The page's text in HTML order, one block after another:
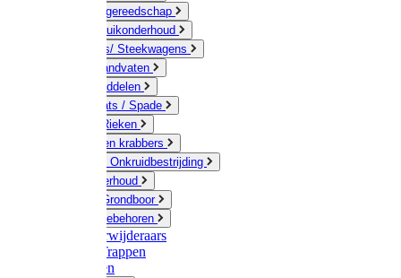
Elektrisch gereedschap
Boom / Struikonderhoud
Kruiwagens/ Steekwagens
Stelen / Handvaten
Tuinhulpmiddelen
Schop / Bats / Spade
Vorken & Rieken
Cultivator en krabbers
Schoffels / Onkruidbestrijding
Gazononderhoud
Hamers / Grondboor
Sledes / toebehoren
Onkruidverwijderaars
Ladders / Trappen
Werkbanken